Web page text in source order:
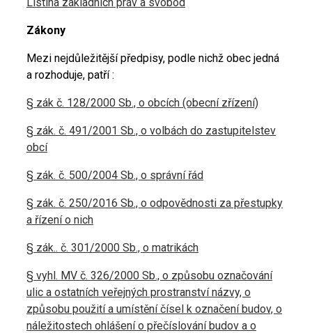
Zákony
Mezi nejdůležitější předpisy, podle nichž obec jedná
a rozhoduje, patří :
§ zák č. 128/2000 Sb., o obcích (obecní zřízení)
§ zák. č. 491/2001 Sb., o volbách do zastupitelstev
obcí
§ zák. č. 500/2004 Sb., o správní řád
§ zák. č. 250/2016 Sb., o odpovědnosti za přestupky
a řízení o nich
§ zák.. č. 301/2000 Sb., o matrikách
§ vyhl. MV č. 326/2000 Sb., o způsobu označování
ulic a ostatních veřejných prostranství názvy, o
způsobu použití a umístění čísel k označení budov, o
náležitostech ohlášení o přečíslování budov a o